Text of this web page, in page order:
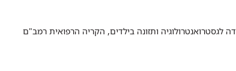
לגסטרואנטרולוגיה ותזונה בילדים, הקריה הרפואית רמב"ם